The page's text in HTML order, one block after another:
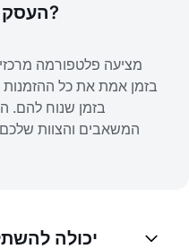
העסק שלי במתחם בית מרחץ?
בזמן אמת את כל ההזמנות
בזמן שנוח להם.
המשאבים והצוות